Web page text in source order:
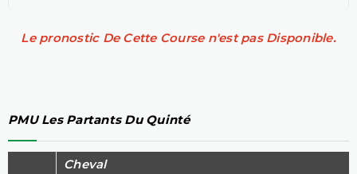
Le pronostic De Cette Course n'est pas Disponible.
PMU Les Partants Du Quinté
Cheval